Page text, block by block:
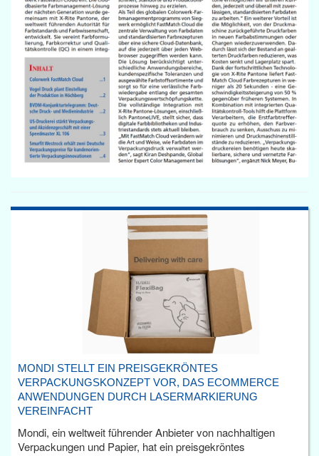
MONDI STELLT EIN PREISGEKRÖNTES
VERPACKUNGSKONZEPT VOR, DAS ECOMMERCE
ANWENDUNGEN DURCH LASERMARKIERUNG
VEREINFACHT
Mondi, ein weltweit führender Anbieter von nachhaltigen
Verpackungen und Papier, hat ein preisgekröntes